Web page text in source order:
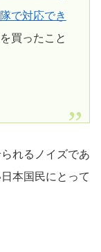
で対応でき
買ったこと
れるノイズであ
本国民にとって